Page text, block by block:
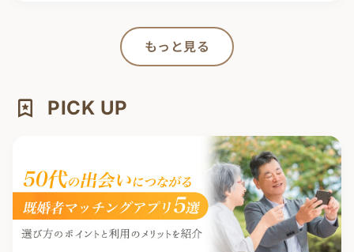
もっと見る
PICK UP